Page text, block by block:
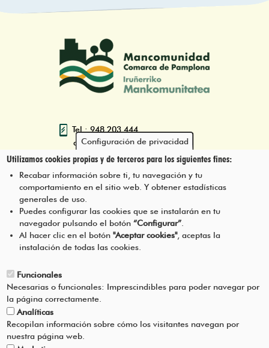
Tel.: 948 203 444
atencion@mancoeduca.com
Programa de Educación Ambiental
Escolar de la Mancomunidad de la
Pie
Menú
CONTÁCTANOS
CONDICIONES DEL SERVICIO
POLÍTICA DE PRIVACIDAD
Configuración de privacidad
Utilizamos cookies propias y de terceros para los siguientes fines:
Recabar información sobre ti, tu navegación y tu
comportamiento en el sitio web. Y obtener estadísticas
generales de uso.
Puedes configurar las cookies que se instalarán en tu
navegador pulsando el botón“Configurar”
Al hacer clic en el botón"Aceptar cookies", aceptas la
instalación de todas las cookies.
Funcionales
Necesarias o funcionales: Imprescindibles para poder navegar por
la página correctamente.
Analíticas
Recopilan información sobre cómo los visitantes navegan por
nuestra página web.